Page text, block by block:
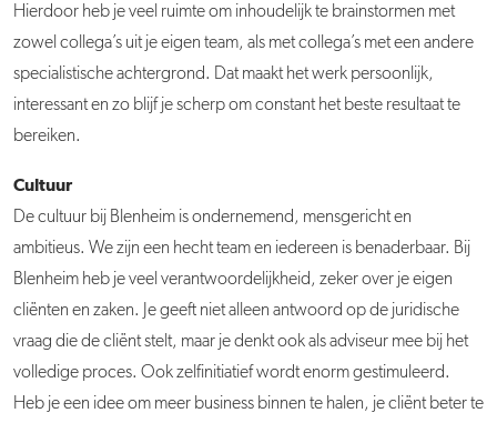
Hierdoor heb je veel ruimte om inhoudelijk te brainstormen met
zowel collega’s uit je eigen team, als met collega’s met een andere
specialistische achtergrond. Dat maakt het werk persoonlijk,
interessant en zo blijf je scherp om constant het beste resultaat te
bereiken.
Cultuur
De cultuur bij Blenheim is ondernemend, mensgericht en
ambitieus. We zijn een hecht team en iedereen is benaderbaar. Bij
Blenheim heb je veel verantwoordelijkheid, zeker over je eigen
cliënten en zaken. Je geeft niet alleen antwoord op de juridische
vraag die de cliënt stelt, maar je denkt ook als adviseur mee bij het
volledige proces. Ook zelfinitiatief wordt enorm gestimuleerd.
Heb je een idee om meer business binnen te halen, je cliënt beter te